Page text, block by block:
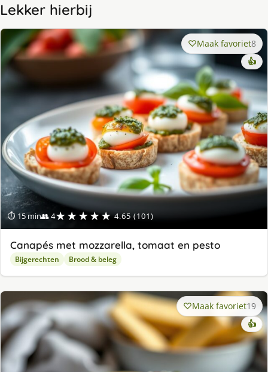
Lekker hierbij
⏱ 15 min👥 4★★★★★ 4.65 (101)
Maak favoriet8
👍
Canapés met mozzarella, tomaat en pesto
Bijgerechten Brood & beleg
Maak favoriet19
👍